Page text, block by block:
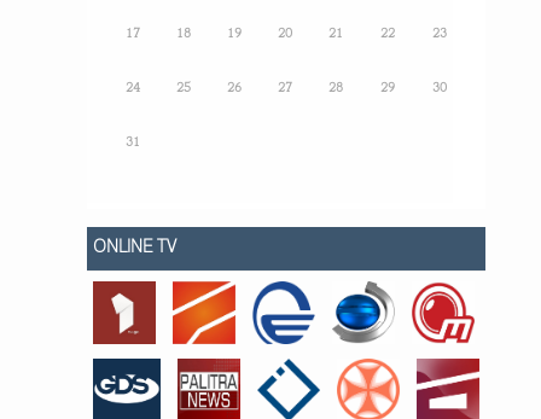
17 18 19 20 21 22 23
24 25 26 27 28 29 30
31
ONLINE TV